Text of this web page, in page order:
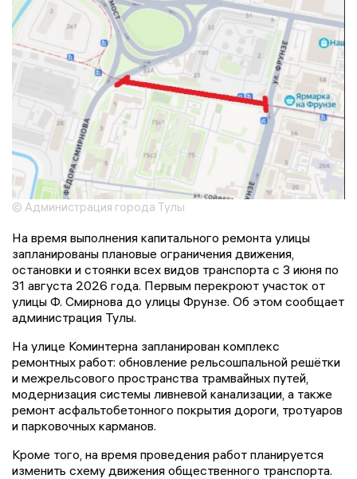
© Администрация города Тулы
На время выполнения капитального ремонта улицы
запланированы плановые ограничения движения,
остановки и стоянки всех видов транспорта с 3 июня по
31 августа 2026 года. Первым перекроют участок от
улицы Ф. Смирнова до улицы Фрунзе. Об этом сообщает
администрация Тулы.
На улице Коминтерна запланирован комплекс
ремонтных работ: обновление рельсошпальной решётки
и межрельсового пространства трамвайных путей,
модернизация системы ливневой канализации, а также
ремонт асфальтобетонного покрытия дороги, тротуаров
и парковочных карманов.
Кроме того, на время проведения работ планируется
изменить схему движения общественного транспорта.